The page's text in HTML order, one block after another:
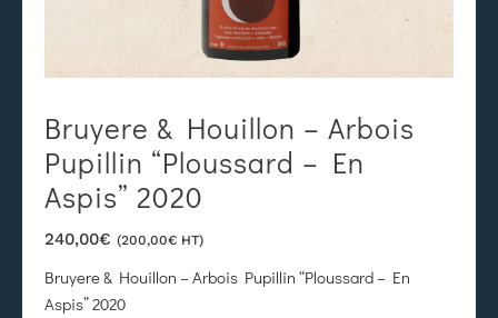
Bruyere & Houillon – Arbois
Pupillin “Ploussard – En
Aspis” 2020
240,00€ (200,00€ HT)
Bruyere & Houillon – Arbois Pupillin “Ploussard – En
Aspis” 2020